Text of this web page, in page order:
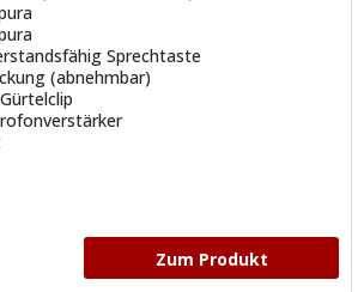
Sprechtaste
(abnehmbar)
Zum Produkt